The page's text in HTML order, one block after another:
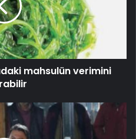
mahsulün verimini